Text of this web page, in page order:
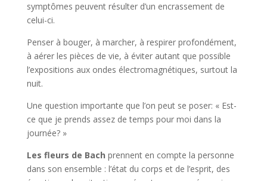
symptômes peuvent résulter d’un encrassement de
celui-ci.
Penser à bouger, à marcher, à respirer profondément,
à aérer les pièces de vie, à éviter autant que possible
l’expositions aux ondes électromagnétiques, surtout la
nuit.
Une question importante que l’on peut se poser: « Est-
ce que je prends assez de temps pour moi dans la
journée? »
Les fleurs de Bach prennent en compte la personne
dans son ensemble : l’état du corps et de l’esprit, des